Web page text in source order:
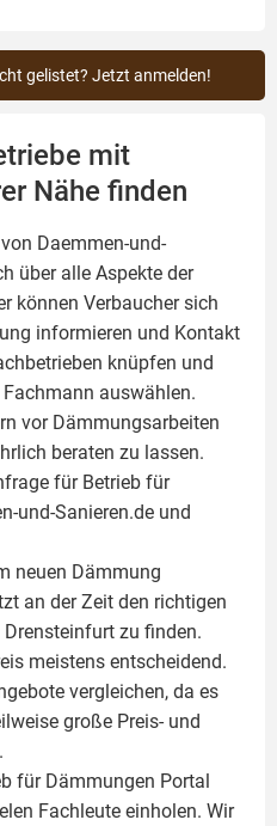
gelistet? Jetzt anmelden!
mit
Nähe finden
Daemmen-und-
über alle Aspekte der
können Verbaucher sich
informieren und Kontakt
knüpfen und
auswählen.
vor Dämmungsarbeiten
beraten zu lassen.
für Betrieb für
und-Sanieren.de und
neuen Dämmung
an der Zeit den richtigen
zu finden.
meistens entscheidend.
vergleichen, da es
große Preis- und
für Dämmungen Portal
Fachleute einholen. Wir